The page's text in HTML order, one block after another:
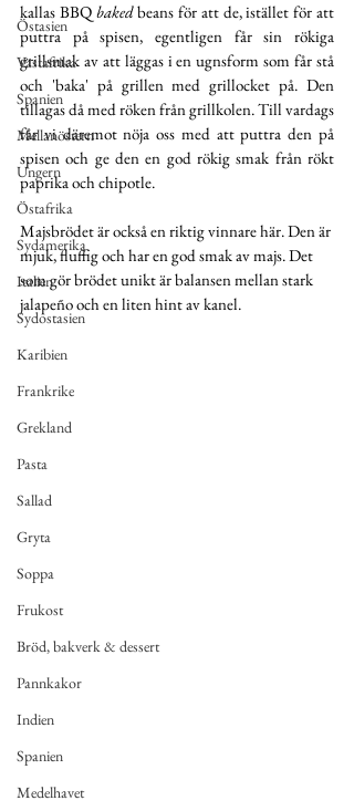
Östasien
Västafrika
Spanien
Mellanöstern
Ungern
Östafrika
Sydamerika
Italien
Sydostasien
Karibien
Frankrike
Grekland
Pasta
Sallad
Gryta
Soppa
Frukost
Bröd, bakverk & dessert
Pannkakor
Indien
Spanien
Medelhavet
kallas BBQ baked beans för att de, istället för att
puttra på spisen, egentligen får sin rökiga
grillsmak av att läggas i en ugnsform som får stå
och 'baka' på grillen med grillocket på. Den
tillagas då med röken från grillkolen. Till vardags
får vi däremot nöja oss med att puttra den på
spisen och ge den en god rökig smak från rökt
paprika och chipotle.
Majsbrödet är också en riktig vinnare här. Den är
mjuk, fluffig och har en god smak av majs. Det
som gör brödet unikt är balansen mellan stark
jalapeño och en liten hint av kanel.